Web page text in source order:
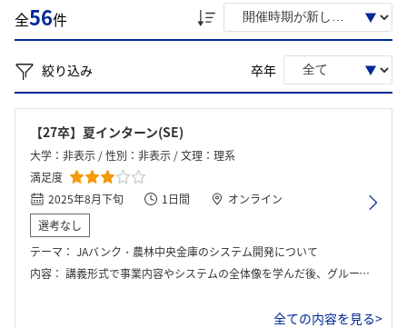
全56件
絞り込み 卒年
【27卒】夏インターン(SE)
大学：非表示 / 性別：非表示 / 文理：理系
満足度
2025年8月下旬
1日間
オンライン
選考なし
テーマ： JAバンク・農林中央金庫のシステム開発について
内容： 講義形式で事業内容やシステムの全体像を学んだ後、グループワークで実際の開発事例をもとに課題解決に取り組みました。顧客ニーズを踏まえた要件整理や、リスクを考慮した設計の検討を行い、最後に発表を実施しました。金融システムでは正確性や安全性が特に重要であり、チームで慎重に議論を重ねる姿勢の大切さを学びました。
全ての内容を見る>